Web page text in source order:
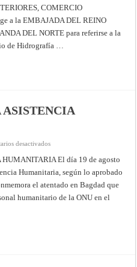
ARGENTINO
A
NUEVA
ACCIÓN
UNILATERAL
E
COMERCIO
a la EMBAJADA DEL REINO
DEL NORTE para referirse a la
de Hidrografía …
desactivadosen
MUNDIAL
DE
LA
ASISTENCIA
HUMANITARIA
El día 19 de agosto
Humanitaria, según lo aprobado
el atentado en Bagdad que
humanitario de la ONU en el